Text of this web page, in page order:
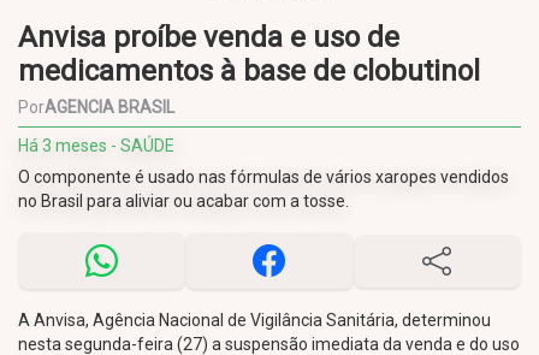
Anvisa proíbe venda e uso de
medicamentos à base de clobutinol
PorAGENCIA BRASIL
Há 3 meses - SAÚDE
O componente é usado nas fórmulas de vários xaropes vendidos
no Brasil para aliviar ou acabar com a tosse.
A Anvisa, Agência Nacional de Vigilância Sanitária, determinou
nesta segunda-feira (27) a suspensão imediata da venda e do uso